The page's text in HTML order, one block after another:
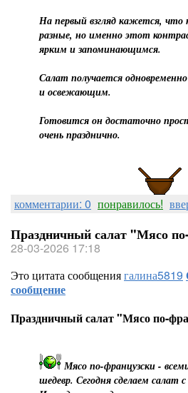
На первый взгляд кажется,
разные, но именно этот
ярким и запоминающимся.
Салат получается
и освежающим.
Готовится он достаточно
очень празднично.
комментарии: 0 понравилось!
Праздничный салат "Мясо
28-03-2026 17:18
Это цитата сообщениягалина5819
сообщение
Праздничный салат "Мясо по-
Мясо по-французски -
шедевр. Сегодня сделаем салат